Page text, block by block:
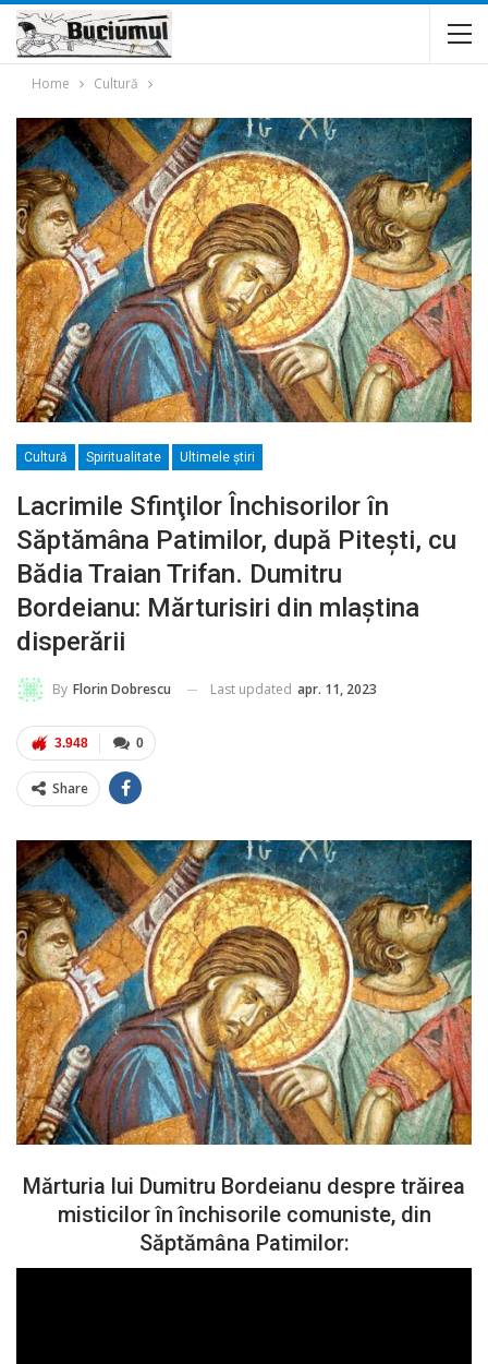
Home Cultură
Cultură Spiritualitate Ultimele ştiri
Lacrimile Sfinţilor Închisorilor în
Săptămâna Patimilor, după Piteşti, cu
Bădia Traian Trifan. Dumitru
Bordeianu: Mărturisiri din mlaştina
disperării
By Florin Dobrescu Last updated apr. 11, 2023
0
3.948
Share
Mărturia lui Dumitru Bordeianu despre trăirea
misticilor în închisorile comuniste, din
Săptămâna Patimilor: